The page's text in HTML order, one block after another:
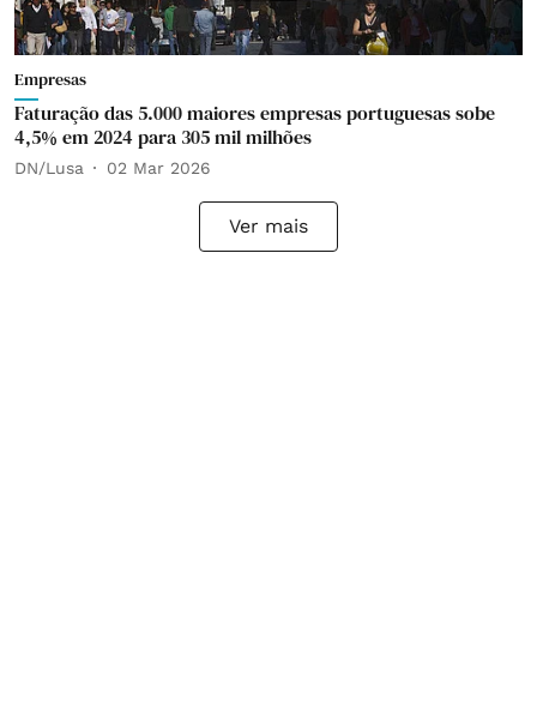
Empresas
Faturação das 5.000 maiores empresas portuguesas sobe
4,5% em 2024 para 305 mil milhões
DN/Lusa 02 Mar 2026
Ver mais